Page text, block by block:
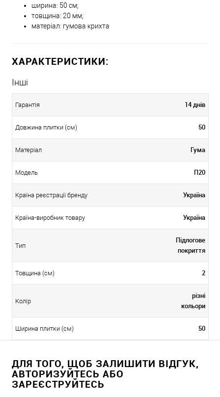
ширина: 50 см;
товщина: 20 мм;
матеріал: гумова крихта
ХАРАКТЕРИСТИКИ:
Інші
Гарантія 14 днів
Довжина плитки (см) 50
Матеріал Гума
Модель П20
Країна реєстрації бренду Україна
Країна-виробник товару Україна
Тип
Підлогове
покриття
Товщина (см) 2
Колір
різні
кольори
Ширина плитки (см) 50
ДЛЯ ТОГО, ЩОБ ЗАЛИШИТИ ВІДГУК,
АВТОРИЗУЙТЕСЬ АБО
ЗАРЕЄСТРУЙТЕСЬ